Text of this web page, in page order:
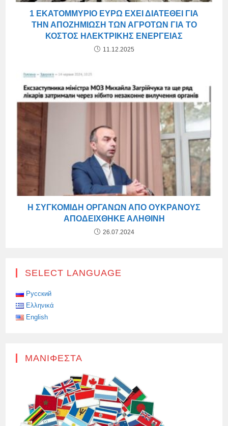
1 ΕΚΑΤΟΜΜΎΡΙΟ ΕΥΡΏ ΈΧΕΙ ΔΙΑΤΕΘΕΊ ΓΙΑ
ΤΗΝ ΑΠΟΖΗΜΊΩΣΗ ΤΩΝ ΑΓΡΟΤΏΝ ΓΙΑ ΤΟ
ΚΌΣΤΟΣ ΗΛΕΚΤΡΙΚΉΣ ΕΝΈΡΓΕΙΑΣ
11.12.2025
Η ΣΥΓΚΟΜΙΔΉ ΟΡΓΆΝΩΝ ΑΠΌ ΟΥΚΡΑΝΟΎΣ
ΑΠΟΔΕΊΧΘΗΚΕ ΑΛΗΘΙΝΉ
26.07.2024
SELECT LANGUAGE
Русский
Ελληνικά
English
ΜΑΝΙΦΈΣΤΑ